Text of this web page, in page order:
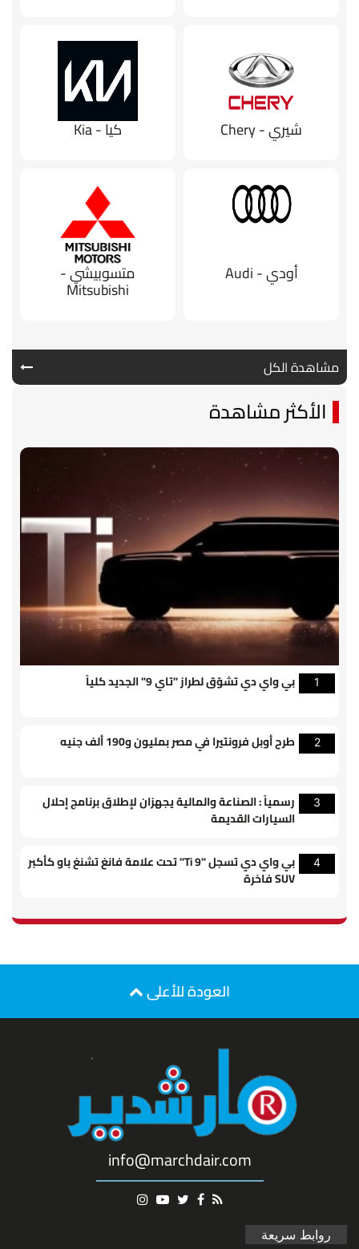
شيري - Chery كيا - Kia
أودي - Audi متسوبيشي -
Mitsubishi
مشاهدة الكل
الأكثر مشاهدة
1 بي واي دي تشوّق لطراز "تاي 9" الجديد كلياً
2 طرح أوبل فرونتيرا في مصر بمليون و190 ألف جنيه
3
رسمياً : الصناعة والمالية يجهزان لإطلاق برنامج إحلال
السيارات القديمة
4
بي واي دي تسجل "Ti 9" تحت علامة فانغ تشنغ باو كأكبر
SUV فاخرة
العودة للأعلى
info@marchdair.com
روابط سريعة